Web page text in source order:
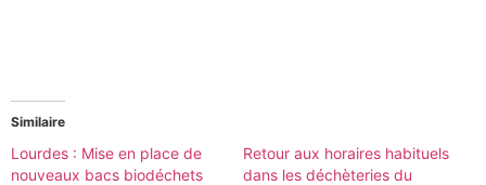
Similaire
Lourdes : Mise en place de
nouveaux bacs biodéchets
Retour aux horaires habituels
dans les déchèteries du